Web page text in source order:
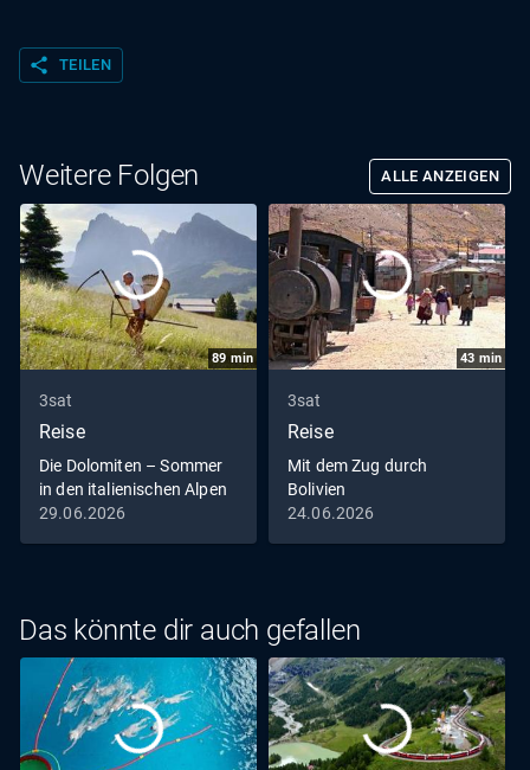
share TEILEN
Weitere Folgen ALLE ANZEIGEN
89 min
3sat
Reise
Die Dolomiten – Sommer
in den italienischen Alpen
29.06.2026
43 min
3sat
Reise
Mit dem Zug durch
Bolivien
24.06.2026
Das könnte dir auch gefallen